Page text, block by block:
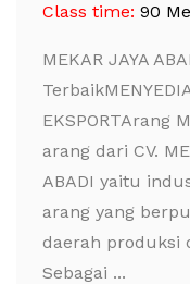
Class time: 90
MEKAR JAYA
EKSPORTArang
arang dari CV.
ABADI yaitu
arang yang
daerah produksi
Sebagai ...